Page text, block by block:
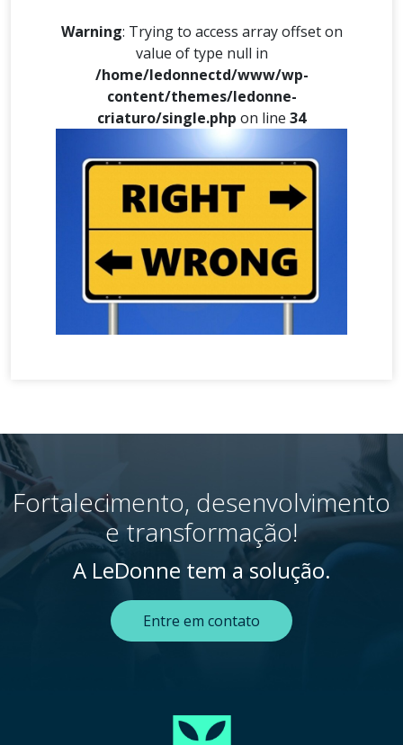
Warning: Trying to access array offset on
value of type null in
/home/ledonnectd/www/wp-
content/themes/ledonne-
criaturo/single.php on line 34
Fortalecimento, desenvolvimento
e transformação!
A LeDonne tem a solução.
Entre em contato